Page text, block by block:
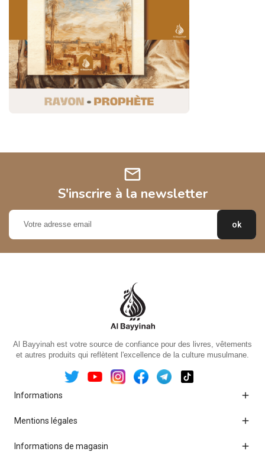
mail
S'inscrire à la newsletter
Al Bayyinah est votre source de confiance pour des livres, vêtements
et autres produits qui reflètent l'excellence de la culture musulmane.
Informations 
Mentions légales 
Informations de magasin 